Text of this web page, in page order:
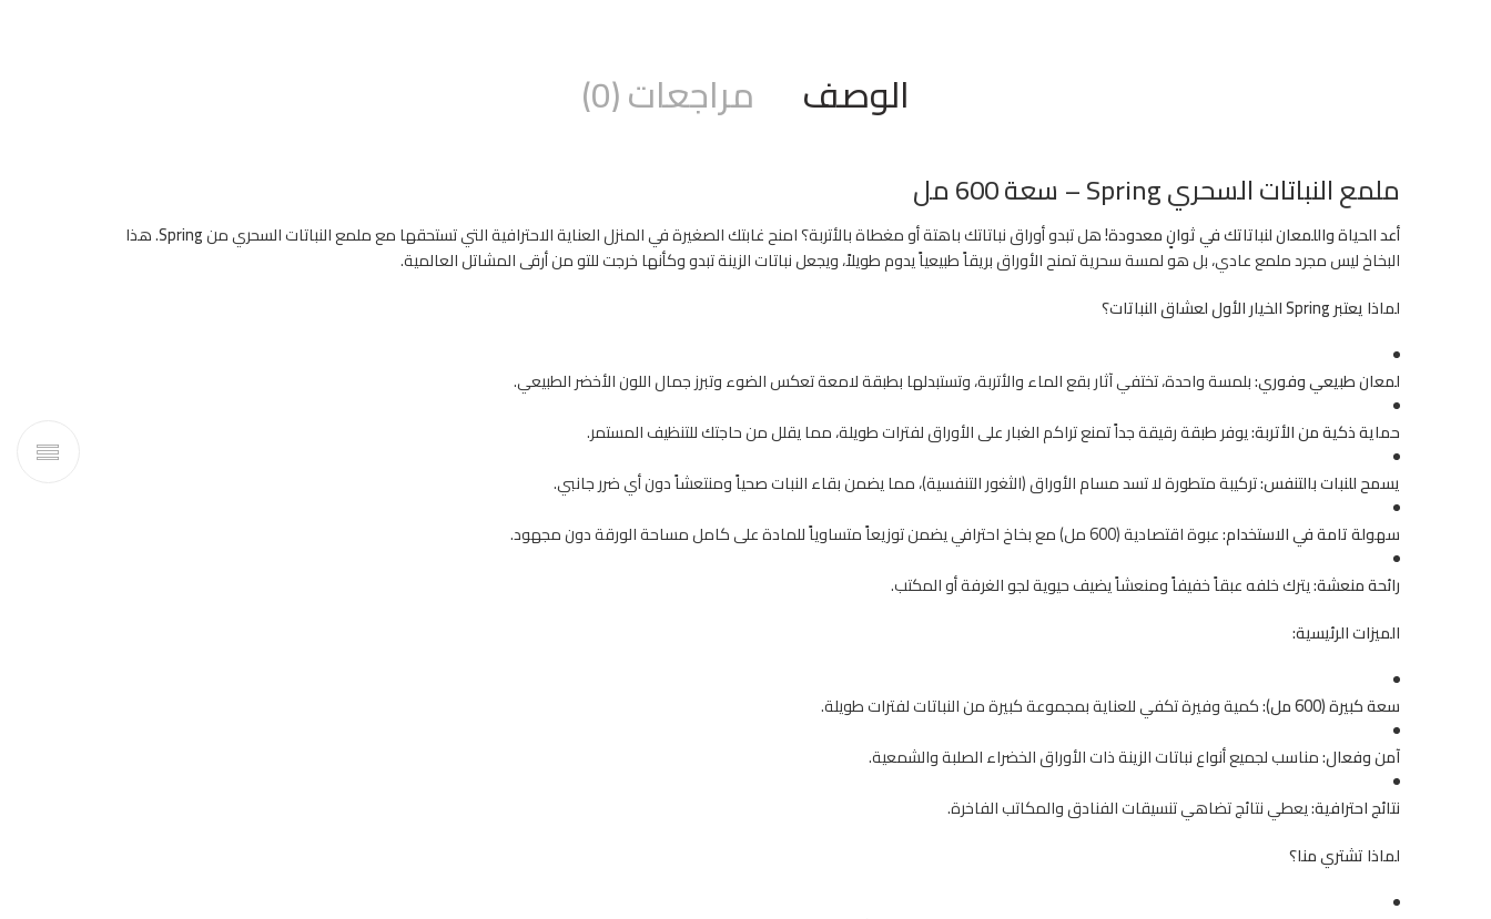
الوصف مراجعات (0)
ملمع النباتات السحري Spring – سعة 600 مل
أعد الحياة واللمعان لنباتاتك في ثوانٍ معدودة!هل تبدو أوراق نباتاتك باهتة أو مغطاة بالأتربة؟ امنح غابتك الصغيرة في المنزل العناية الاحترافية التي تستحقها مع ملمع النباتات السحري منSpring. هذا
البخاخ ليس مجرد ملمع عادي، بل هو لمسة سحرية تمنح الأوراق بريقاً طبيعياً يدوم طويلاً، ويجعل نباتات الزينة تبدو وكأنها خرجت للتو من أرقى المشاتل العالمية.
لماذا يعتبر Spring الخيار الأول لعشاق النباتات؟
لمعان طبيعي وفوري:بلمسة واحدة، تختفي آثار بقع الماء والأتربة، وتستبدلها بطبقة لامعة تعكس الضوء وتبرز جمال اللون الأخضر الطبيعي.
حماية ذكية من الأتربة:يوفر طبقة رقيقة جداً تمنع تراكم الغبار على الأوراق لفترات طويلة، مما يقلل من حاجتك للتنظيف المستمر.
يسمح للنبات بالتنفس:تركيبة متطورة لا تسد مسام الأوراق (الثغور التنفسية)، مما يضمن بقاء النبات صحياً ومنتعشاً دون أي ضرر جانبي.
سهولة تامة في الاستخدام:عبوة اقتصادية (600 مل) مع بخاخ احترافي يضمن توزيعاً متساوياً للمادة على كامل مساحة الورقة دون مجهود.
رائحة منعشة:يترك خلفه عبقاً خفيفاً ومنعشاً يضيف حيوية لجو الغرفة أو المكتب.
الميزات الرئيسية:
سعة كبيرة (600 مل):
كمية وفيرة تكفي للعناية بمجموعة كبيرة من النباتات لفترات طويلة.
آمن وفعال:مناسب لجميع أنواع نباتات الزينة ذات الأوراق الخضراء الصلبة والشمعية.
نتائج احترافية:يعطي نتائج تضاهي تنسيقات الفنادق والمكاتب الفاخرة.
لماذا تشتري منا؟